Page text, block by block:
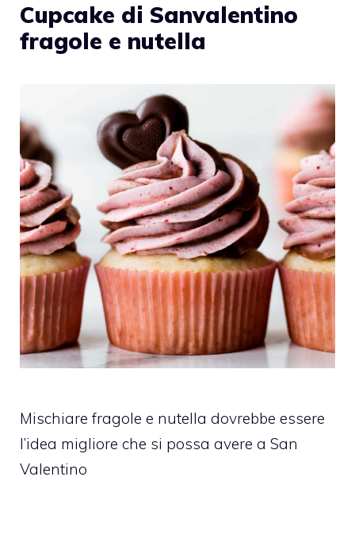
Cupcake di Sanvalentino
fragole e nutella
Mischiare fragole e nutella dovrebbe essere
l’idea migliore che si possa avere a San
Valentino